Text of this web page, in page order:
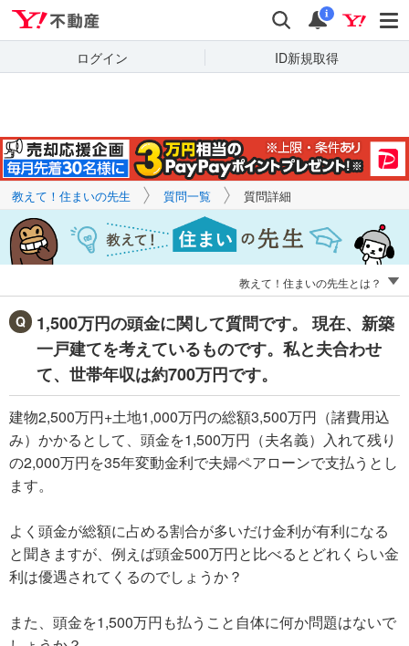
検索 通知
i
ログイン ID新規取得
キーワードで
質問を探す
教えて！住まいの先生 質問一覧 質問詳細
教えて！住まいの先生とは？
1,500万円の頭金に関して質問です。 現在、新築
一戸建てを考えているものです。私と夫合わせ
て、世帯年収は約700万円です。
建物2,500万円+土地1,000万円の総額3,500万円（諸費用込
み）かかるとして、頭金を1,500万円（夫名義）入れて残り
の2,000万円を35年変動金利で夫婦ペアローンで支払うとし
ます。
よく頭金が総額に占める割合が多いだけ金利が有利になる
と聞きますが、例えば頭金500万円と比べるとどれくらい金
利は優遇されてくるのでしょうか？
また、頭金を1,500万円も払うこと自体に何か問題はないで